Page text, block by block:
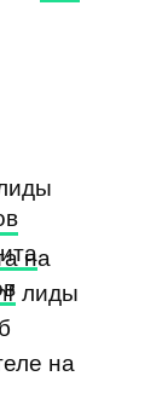
на
лиды
на